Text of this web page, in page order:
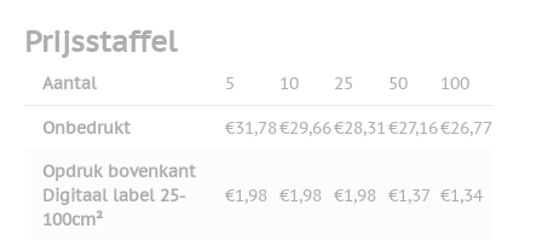
Prijsstaffel
Aantal 5 10 25 50 100
Onbedrukt €31,78€29,66€28,31€27,16€26,77
Opdruk bovenkant
Digitaal label 25-
100cm²
€1,98 €1,98 €1,98 €1,37 €1,34